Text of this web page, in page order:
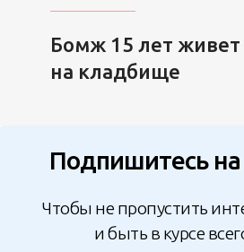
Бомж 15 лет живет
на кладбище
Подпишитесь на
Чтобы не пропустить
и быть в курсе